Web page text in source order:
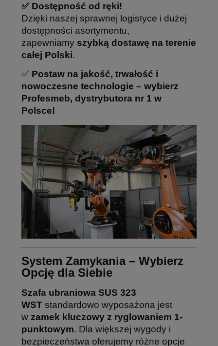
✅ Dostępność od ręki!
Dzięki naszej sprawnej logistyce i dużej
dostępności asortymentu,
zapewniamy szybką dostawę na terenie
całej Polski.
✅ Postaw na jakość, trwałość i
nowoczesne technologie – wybierz
Profesmeb, dystrybutora nr 1 w
Polsce!
System Zamykania – Wybierz
Opcję dla Siebie
Szafa ubraniowa SUS 323
WST standardowo wyposażona jest
w zamek kluczowy z ryglowaniem 1-
punktowym. Dla większej wygody i
bezpieczeństwa oferujemy różne opcje